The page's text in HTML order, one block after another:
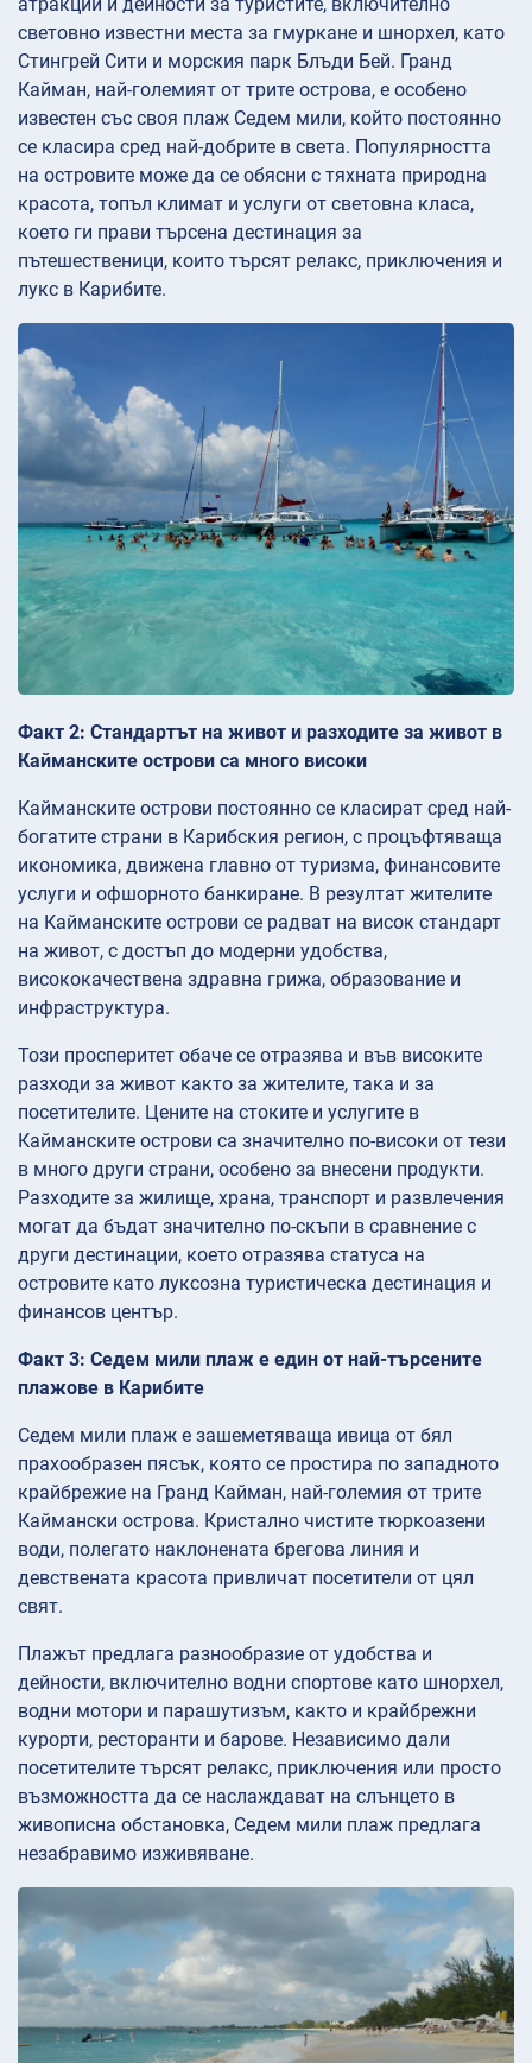
световно известни места за гмуркане и шнорхел, като
Стингрей Сити и морския парк Блъди Бей. Гранд
Кайман, най-големият от трите острова, е особено
известен със своя плаж Седем мили, който постоянно
се класира сред най-добрите в света. Популярността
на островите може да се обясни с тяхната природна
красота, топъл климат и услуги от световна класа,
което ги прави търсена дестинация за
пътешественици, които търсят релакс, приключения и
лукс в Карибите.
Факт 2: Стандартът на живот и разходите за живот в
Кайманските острови са много високи
Кайманските острови постоянно се класират сред най-
богатите страни в Карибския регион, с процъфтяваща
икономика, движена главно от туризма, финансовите
услуги и офшорното банкиране. В резултат жителите
на Кайманските острови се радват на висок стандарт
на живот, с достъп до модерни удобства,
висококачествена здравна грижа, образование и
инфраструктура.
Този просперитет обаче се отразява и във високите
разходи за живот както за жителите, така и за
посетителите. Цените на стоките и услугите в
Кайманските острови са значително по-високи от тези
в много други страни, особено за внесени продукти.
Разходите за жилище, храна, транспорт и развлечения
могат да бъдат значително по-скъпи в сравнение с
други дестинации, което отразява статуса на
островите като луксозна туристическа дестинация и
финансов център.
Факт 3: Седем мили плаж е един от най-търсените
плажове в Карибите
Седем мили плаж е зашеметяваща ивица от бял
прахообразен пясък, която се простира по западното
крайбрежие на Гранд Кайман, най-големия от трите
Каймански острова. Кристално чистите тюркоазени
води, полегато наклонената брегова линия и
девствената красота привличат посетители от цял
свят.
Плажът предлага разнообразие от удобства и
дейности, включително водни спортове като шнорхел,
водни мотори и парашутизъм, както и крайбрежни
курорти, ресторанти и барове. Независимо дали
посетителите търсят релакс, приключения или просто
възможността да се наслаждават на слънцето в
живописна обстановка, Седем мили плаж предлага
незабравимо изживяване.